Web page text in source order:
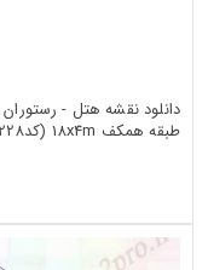
دانلود نقشه هتل -
طبقه همکف 18x4m (کد169228)